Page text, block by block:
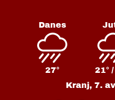
Danes
27° 21° /
Kranj, 7.